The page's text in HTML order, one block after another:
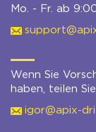
Mo. - Fr. ab
Wenn Sie
haben, teilen
igor@apix-